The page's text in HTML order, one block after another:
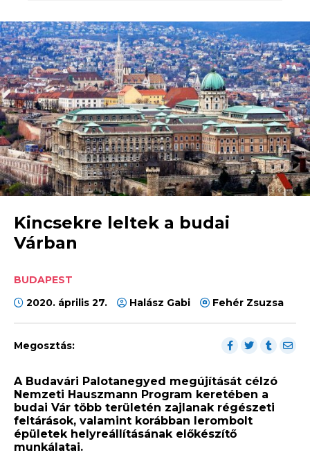
Kincsekre leltek a budai
Várban
BUDAPEST
2020. április 27.
Halász Gabi Fehér‎ Zsuzsa
Megosztás:
A Budavári Palotanegyed megújítását célzó
Nemzeti Hauszmann Program keretében a
budai Vár több területén zajlanak régészeti
feltárások, valamint korábban lerombolt
épületek helyreállításának előkészítő
munkálatai.